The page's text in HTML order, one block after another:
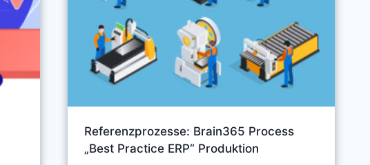
Referenzprozesse: Brain365 Process
„Best Practice ERP“ Produktion